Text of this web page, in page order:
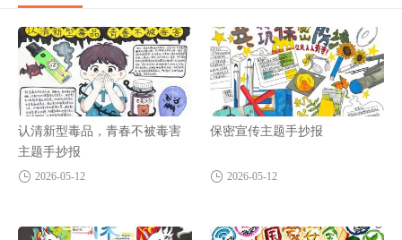
认清新型毒品，青春不被毒害
主题手抄报
2026-05-12
保密宣传主题手抄报
2026-05-12